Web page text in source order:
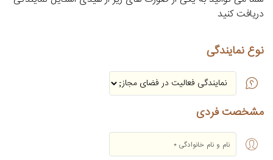
دریافت کنید
نوع نمایندگی
مشخصت فردی